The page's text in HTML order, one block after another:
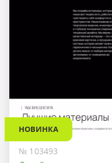
НОВИНКА
№ 103493